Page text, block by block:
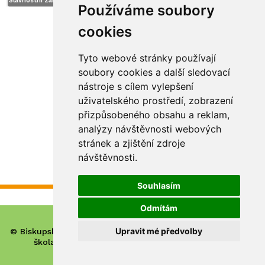
Používáme soubory
cookies
Tyto webové stránky používají
soubory cookies a další sledovací
nástroje s cílem vylepšení
uživatelského prostředí, zobrazení
přizpůsobeného obsahu a reklam,
analýzy návštěvnosti webových
stránek a zjištění zdroje
návštěvnosti.
Souhlasím
Odmítám
Upravit mé předvolby
© Biskupské gymnázium, církevní základní škola, mateřská
škola a základní umělecká škola Hradec Králové